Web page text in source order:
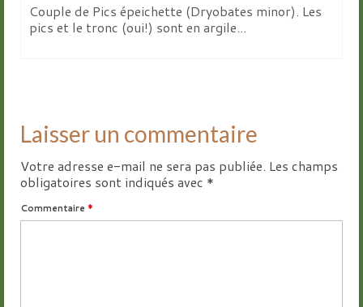
Couple de Pics épeichette (Dryobates minor). Les
pics et le tronc (oui!) sont en argile...
Laisser un commentaire
Votre adresse e-mail ne sera pas publiée. Les champs
obligatoires sont indiqués avec *
Commentaire *